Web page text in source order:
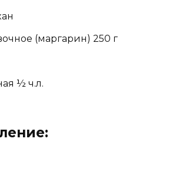
(маргарин) 250 г
½ ч.л.